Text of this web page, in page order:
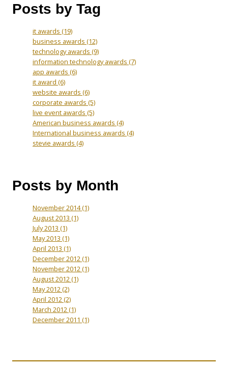
Posts by Tag
it awards (19)
business awards (12)
technology awards (9)
information technology awards (7)
app awards (6)
it award (6)
website awards (6)
corporate awards (5)
live event awards (5)
American business awards (4)
International business awards (4)
stevie awards (4)
Posts by Month
November 2014(1)
August 2013 (1)
July 2013 (1)
May 2013 (1)
April 2013 (1)
December 2012(1)
November 2012(1)
August 2012(1)
May 2012(2)
April 2012(2)
March 2012(1)
December 2011 (1)